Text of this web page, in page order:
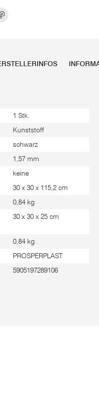
1 Stk.
Kunststoff
schwarz
1,57 mm
keine
30 x 30 x 115,2 cm
0,84 kg
30 x 30 x 25 cm
0,84 kg
PROSPERPLAST
5905197289106